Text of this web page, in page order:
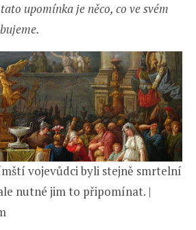
upomínka je něco, co ve svém
vojevůdci byli stejně smrtelní
nutné jim to připomínat. |